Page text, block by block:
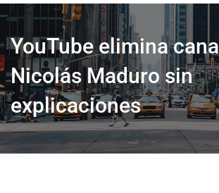
YouTube elimina
Nicolás Maduro sin
explicaciones